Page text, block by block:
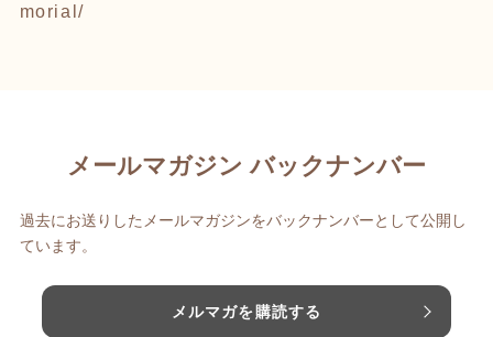
morial/
メールマガジン バックナンバー
過去にお送りしたメールマガジンをバックナンバーとして公開し
ています。
メルマガを購読する